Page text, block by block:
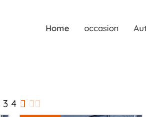
Home occasion
3 4